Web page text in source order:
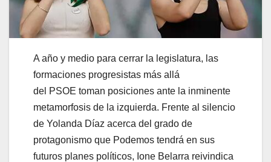
A año y medio para cerrar la legislatura, las
formaciones progresistas más allá
del PSOE toman posiciones ante la inminente
metamorfosis de la izquierda. Frente al silencio
de Yolanda Díaz acerca del grado de
protagonismo que Podemos tendrá en sus
futuros planes políticos, Ione Belarra reivindica